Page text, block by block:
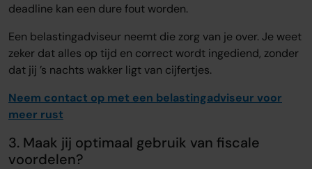
deadline kan een dure fout worden.
Een belastingadviseur neemt die zorg van je over. Je weet
zeker dat alles op tijd en correct wordt ingediend, zonder
dat jij ’s nachts wakker ligt van cijfertjes.
Neem contact op met een belastingadviseur voor
meer rust
3. Maak jij optimaal gebruik van fiscale
voordelen?